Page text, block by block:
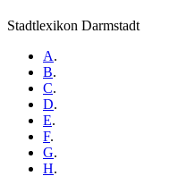
Stadtlexikon Darmstadt
A.
B.
C.
D.
E.
F.
G.
H.